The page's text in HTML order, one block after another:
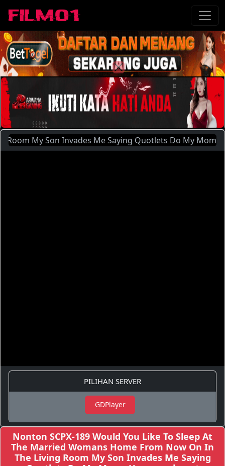
Son Invades Me Saying Quotlets Do My Moms
PILIHAN SERVER
GDPlayer
Nonton SCPX-189 Would You Like To Sleep At
The Married Womans Home From Now On In
The Living Room My Son Invades Me Saying